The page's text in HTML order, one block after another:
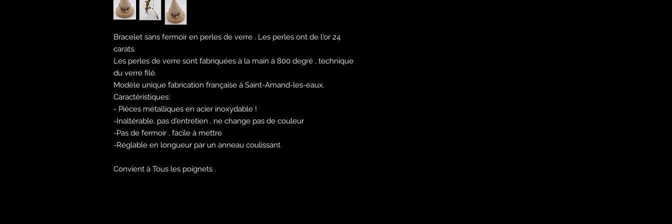
Bracelet sans fermoir en perles de verre . Les perles ont de l'or 24
carats.
Les perles de verre sont fabriquées à la main à 800 degré , technique
du verre filé.
Modèle unique fabrication française à Saint-Amand-les-eaux.
Caractéristiques:
- Pièces métalliques en acier inoxydable !
-Inaltérable, pas d'entretien , ne change pas de couleur
-Pas de fermoir , facile à mettre
-Réglable en longueur par un anneau coulissant
Convient à Tous les poignets .